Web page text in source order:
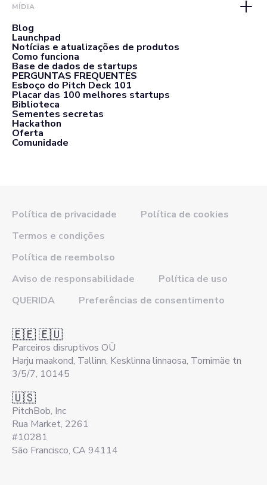
MÍDIA
Blog
Launchpad
Notícias e atualizações de produtos
Como funciona
Base de dados de startups
PERGUNTAS FREQUENTES
Esboço do Pitch Deck 101
Placar das 100 melhores startups
Biblioteca
Sementes secretas
Hackathon
Oferta
Comunidade
Política de privacidade
Política de cookies
Termos e condições
Política de reembolso
Aviso de responsabilidade
Política de uso
QUERIDA
Preferências de consentimento
🇪🇪 🇪🇺
Parceiros disruptivos OÜ
Harju maakond, Tallinn, Kesklinna linnaosa, Tornimäe tn
3/5/7, 10145
🇺🇸
PitchBob, Inc
Rua Market, 2261
#10281
São Francisco, CA 94114